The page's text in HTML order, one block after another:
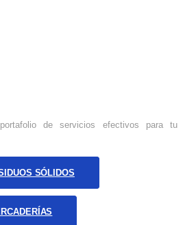
de servicios efectivos para tu
SÓLIDOS